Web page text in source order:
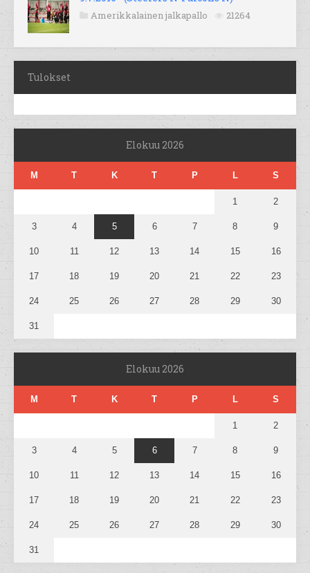
Amerikkalainen jalkapallo 21264
Tulokset
Elokuu 2026
M T K T P L S
1 2
3 4 5 6 7 8 9
10 11 12 13 14 15 16
17 18 19 20 21 22 23
24 25 26 27 28 29 30
31
Elokuu 2026
M T K T P L S
1 2
3 4 5 6 7 8 9
10 11 12 13 14 15 16
17 18 19 20 21 22 23
24 25 26 27 28 29 30
31